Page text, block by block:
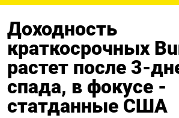
Доходность
краткосрочных
растет после 3-
спада, в фокусе -
статданные США